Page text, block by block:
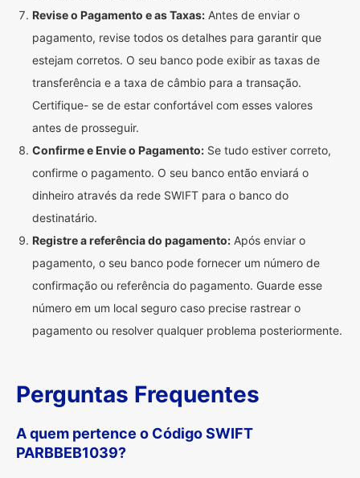
Revise o Pagamento e as Taxas: Antes de enviar o
pagamento, revise todos os detalhes para garantir que
estejam corretos. O seu banco pode exibir as taxas de
transferência e a taxa de câmbio para a transação.
Certifique- se de estar confortável com esses valores
antes de prosseguir.
Confirme e Envie o Pagamento: Se tudo estiver correto,
confirme o pagamento. O seu banco então enviará o
dinheiro através da rede SWIFT para o banco do
destinatário.
Registre a referência do pagamento: Após enviar o
pagamento, o seu banco pode fornecer um número de
confirmação ou referência do pagamento. Guarde esse
número em um local seguro caso precise rastrear o
pagamento ou resolver qualquer problema posteriormente.
Perguntas Frequentes
A quem pertence o Código SWIFT
PARBBEB1039?